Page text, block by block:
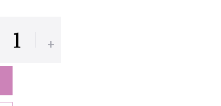
+